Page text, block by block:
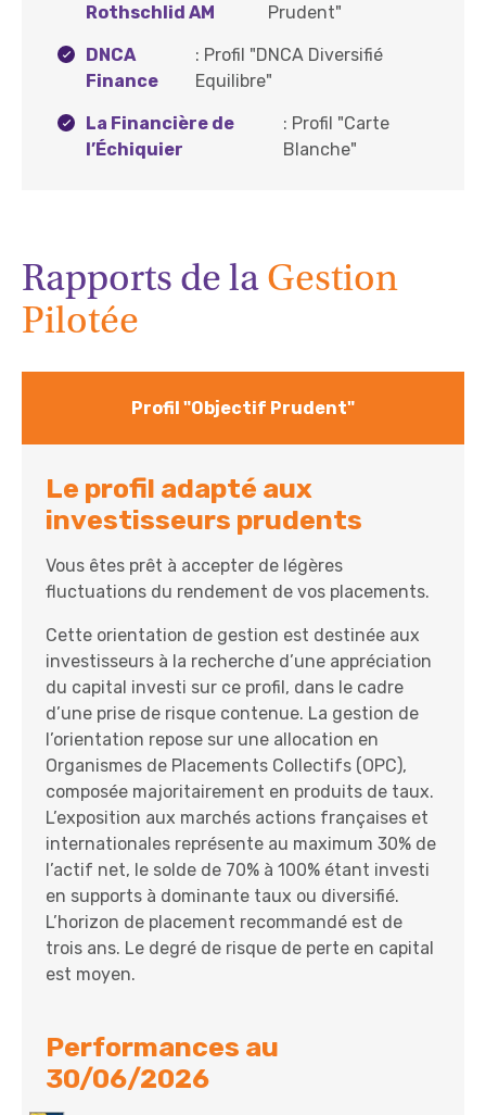
Rothschlid AM
Prudent"
DNCA
Finance
: Profil "DNCA Diversifié
Equilibre"
La Financière de
l’Échiquier
: Profil "Carte
Blanche"
Rapports de la Gestion
Pilotée
Profil "Objectif Prudent"
Le profil adapté aux
investisseurs prudents
Vous êtes prêt à accepter de légères
fluctuations du rendement de vos placements.
Cette orientation de gestion est destinée aux
investisseurs à la recherche d’une appréciation
du capital investi sur ce profil, dans le cadre
d’une prise de risque contenue. La gestion de
l’orientation repose sur une allocation en
Organismes de Placements Collectifs (OPC),
composée majoritairement en produits de taux.
L’exposition aux marchés actions françaises et
internationales représente au maximum 30% de
l’actif net, le solde de 70% à 100% étant investi
en supports à dominante taux ou diversifié.
L’horizon de placement recommandé est de
trois ans. Le degré de risque de perte en capital
est moyen.
Performances au
30/06/2026